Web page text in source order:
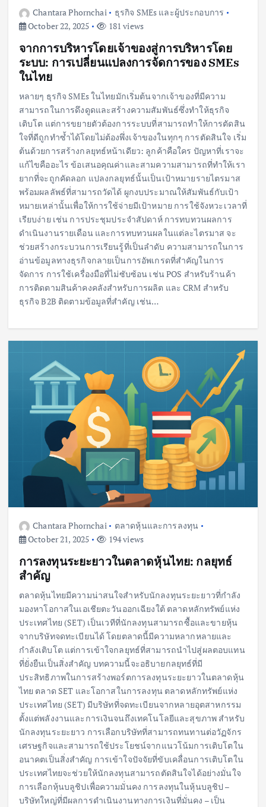
Chantara Phornchai
ธุรกิจ SMEs และผู้ประกอบการ
October 22, 2025
181 views
จากการบริหารโดยเจ้าของสู่การบริหารโดย
ระบบ: การเปลี่ยนแปลงการจัดการของ SMEs
ในไทย
หลายๆ ธุรกิจ SMEs ในไทยมักเริ่มต้นจากเจ้าของที่มีความ
สามารถในการดึงดูดและสร้างความสัมพันธ์ซึ่งทำให้ธุรกิจ
เติบโต แต่การขยายตัวต้องการระบบที่สามารถทำให้การตัดสิน
ใจที่ดีถูกทำซ้ำได้โดยไม่ต้องพึ่งเจ้าของในทุกๆ การตัดสินใจ เริ่ม
ต้นด้วยการสร้างกลยุทธ์หน้าเดียว: ลูกค้าคือใคร ปัญหาที่เราจะ
แก้ไขคืออะไร ข้อเสนอคุณค่าและสามความสามารถที่ทำให้เรา
ยากที่จะถูกคัดลอก แปลงกลยุทธ์นั้นเป็นเป้าหมายรายไตรมาส
พร้อมผลลัพธ์ที่สามารถวัดได้ ผูกงบประมาณให้สัมพันธ์กับเป้า
หมายเหล่านั้นเพื่อให้การใช้จ่ายมีเป้าหมาย การใช้จังหวะเวลาที่
เรียบง่าย เช่น การประชุมประจำสัปดาห์ การทบทวนผลการ
ดำเนินงานรายเดือน และการทบทวนผลในแต่ละไตรมาส จะ
ช่วยสร้างกระบวนการเรียนรู้ที่เป็นลำดับ ความสามารถในการ
อ่านข้อมูลทางธุรกิจกลายเป็นการอัพเกรดที่สำคัญในการ
จัดการ การใช้เครื่องมือที่ไม่ซับซ้อน เช่น POS สำหรับร้านค้า
การติดตามสินค้าคงคลังสำหรับการผลิต และ CRM สำหรับ
ธุรกิจ B2B ติดตามข้อมูลที่สำคัญ เช่น…
Chantara Phornchai
ตลาดหุ้นและการลงทุน
October 21, 2025
194 views
การลงทุนระยะยาวในตลาดหุ้นไทย: กลยุทธ์
สำคัญ
ตลาดหุ้นไทยมีความน่าสนใจสำหรับนักลงทุนระยะยาวที่กำลัง
มองหาโอกาสในเอเชียตะวันออกเฉียงใต้ ตลาดหลักทรัพย์แห่ง
ประเทศไทย (SET) เป็นเวทีที่นักลงทุนสามารถซื้อและขายหุ้น
จากบริษัทจดทะเบียนได้ โดยตลาดนี้มีความหลากหลายและ
กำลังเติบโต แต่การเข้าใจกลยุทธ์ที่สามารถนำไปสู่ผลตอบแทน
ที่ยั่งยืนเป็นสิ่งสำคัญ บทความนี้จะอธิบายกลยุทธ์ที่มี
ประสิทธิภาพในการสร้างพอร์ตการลงทุนระยะยาวในตลาดหุ้น
ไทย ตลาด SET และโอกาสในการลงทุน ตลาดหลักทรัพย์แห่ง
ประเทศไทย (SET) มีบริษัทที่จดทะเบียนจากหลายอุตสาหกรรม
ตั้งแต่พลังงานและการเงินจนถึงเทคโนโลยีและสุขภาพ สำหรับ
นักลงทุนระยะยาว การเลือกบริษัทที่สามารถทนทานต่อวัฏจักร
เศรษฐกิจและสามารถใช้ประโยชน์จากแนวโน้มการเติบโตใน
อนาคตเป็นสิ่งสำคัญ การเข้าใจปัจจัยที่ขับเคลื่อนการเติบโตใน
ประเทศไทยจะช่วยให้นักลงทุนสามารถตัดสินใจได้อย่างมั่นใจ
การเลือกหุ้นบลูชิปเพื่อความมั่นคง การลงทุนในหุ้นบลูชิป –
บริษัทใหญ่ที่มีผลการดำเนินงานทางการเงินที่มั่นคง – เป็น